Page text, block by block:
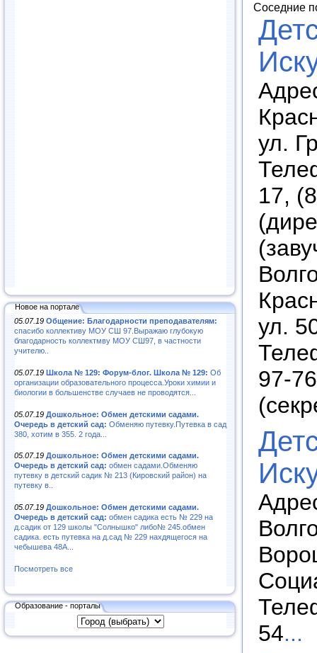
Новое на портале
05.07.19 Общение: Благодарности преподавателям:
спасибо коллективу МОУ СШ 97.Выражаю глубокую
благодарность коллектмву МОУ СШ97, в частности
учителю..
05.07.19 Школа № 129: Форум-блог. Школа № 129: Об
организации образовательного процесса.Уроки химии и
биологии в большенстве случаев не проводятся...
05.07.19 Дошкольное: Обмен детскими садами.
Очередь в детский сад: Обменяю путевку.Путевка в сад
380, хотим в 355. 2 года...
05.07.19 Дошкольное: Обмен детскими садами.
Очередь в детский сад: обмен садами.Обменяю
путевку в детский садик № 213 (Кировский район) на
путевку в..
05.07.19 Дошкольное: Обмен детскими садами.
Очередь в детский сад: обмен садика есть № 229 на
д.садик от 129 школы "Солнышко" либо№ 245.обмен
садика. есть путевка на д.сад № 229 нахдящегося на
чебышева 48А...
Посмотреть все
Образование - порталы
Соседние
ул.
17,
ул.
97-
54...